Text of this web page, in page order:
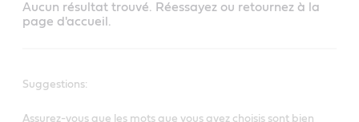
Aucun résultat trouvé. Réessayez ou retournez à la
page d'accueil.
Suggestions:
Assurez-vous que les mots que vous avez choisis sont bien